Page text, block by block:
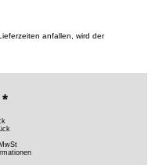
anfallen, wird der